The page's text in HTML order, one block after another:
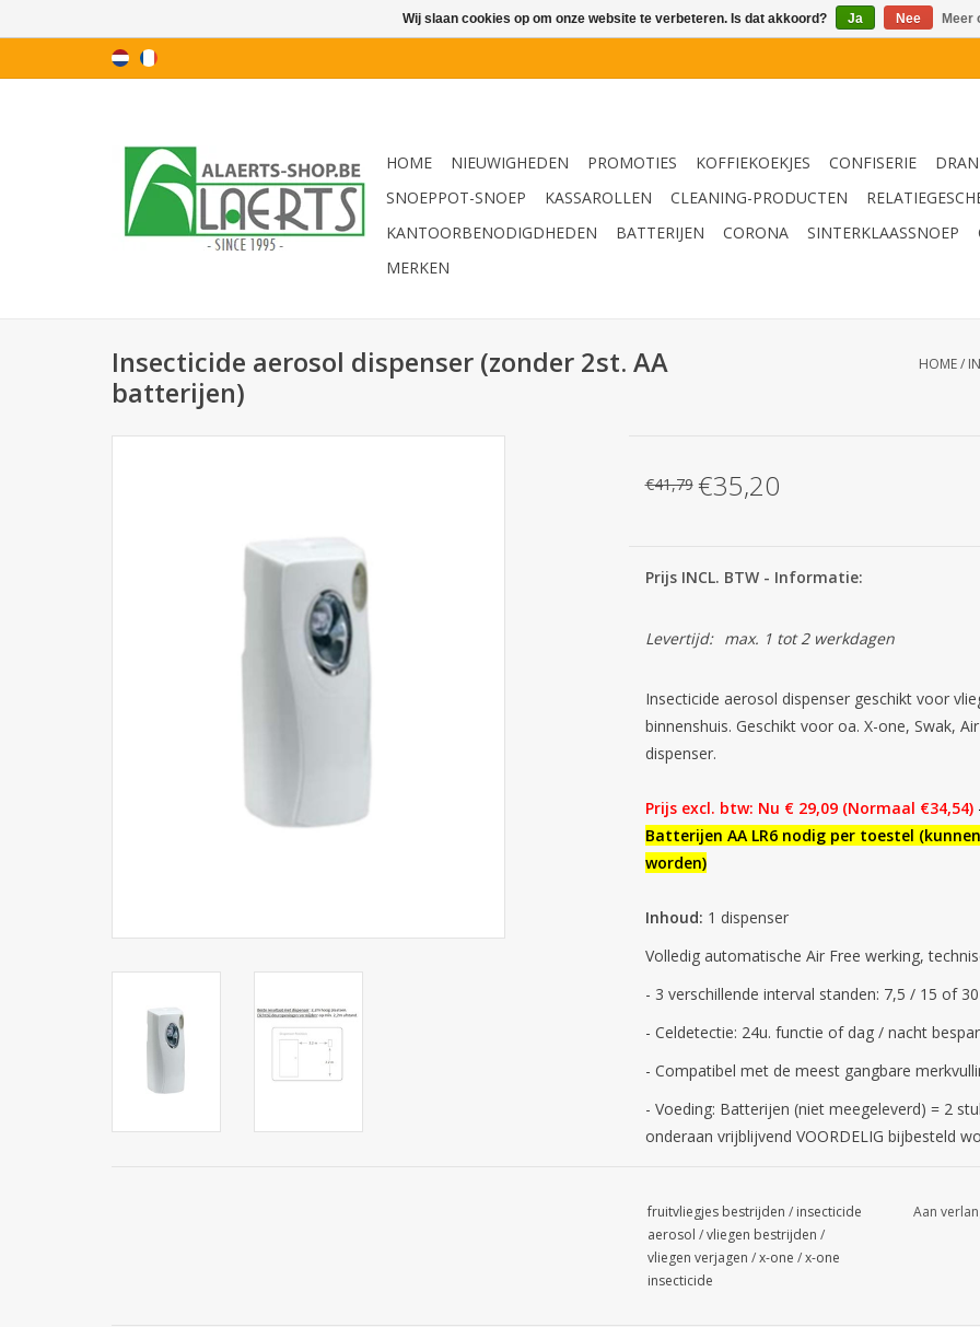
HOME NIEUWIGHEDEN PROMOTIES KOFFIEKOEKJES CONFISERIE
SNOEPPOT-SNOEP
KASSAROLLEN CLEANING-PRODUCTEN
KANTOORBENODIGDHEDEN
BATTERIJEN CORONA SINTERKLAASSNOEP
MERKEN
Insecticide aerosol dispenser (zonder 2st. AA
batterijen)
HOME/
€41,79 €35,20
Prijs INCL. BTW - Informatie:
Levertijd: max. 1 tot 2 werkdagen
Insecticide aerosol dispenser geschikt voor
binnenshuis. Geschikt voor oa. X-one, Swak,
dispenser.
Prijs excl. btw: Nu € 29,09 (Normaal €34,54)
Batterijen AA LR6 nodig per toestel
worden)
Inhoud: 1 dispenser
Volledig automatische Air Free werking,
- 3 verschillende interval standen: 7,5 / 15 of
- Celdetectie: 24u. functie of dag / nacht
- Compatibel met de meest gangbare
- Voeding: Batterijen (niet meegeleverd) = 2
onderaan vrijblijvend VOORDELIG bijbesteld
Air Free dispenser
fruitvliegjes bestrijden / insecticide
aerosol /vliegen bestrijden /
vliegen verjagen /x-one /x-one
insecticide
Aan
Wij slaan cookies op om onze website te verbeteren. Is dat akkoord? Ja Nee Meer